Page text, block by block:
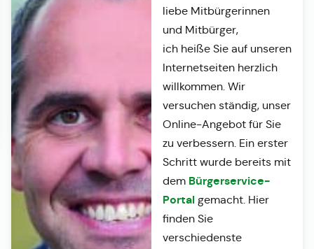
liebe Mitbürgerinnen
und Mitbürger,
ich heiße Sie auf unseren
Internetseiten herzlich
willkommen. Wir
versuchen ständig, unser
Online-Angebot für Sie
zu verbessern. Ein erster
Schritt wurde bereits mit
dem Bürgerservice-
Portalgemacht. Hier
finden Sie
verschiedenste